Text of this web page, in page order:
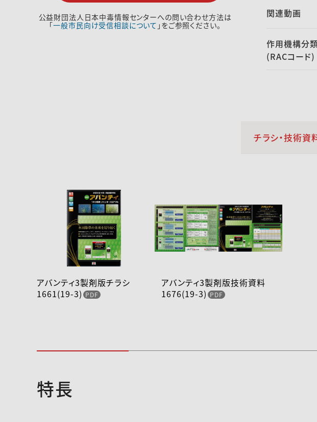
公益財団法人日本中毒情報センターへの問い合わせ方法は
「一般市民向け受信相談について 」をご参照ください。
関連動画
作用機構分
(RACコード)
チラシ・技術資
アバンティ3製剤版チラシ
1661(19-3)
アバンティ3製剤版技術資料
1676(19-3)
2024-159注意事項の変更
特長